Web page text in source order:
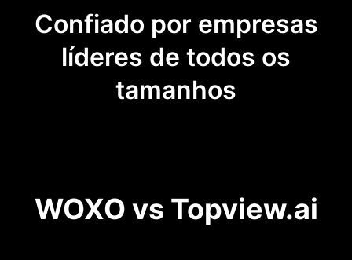
Confiado por empresas
líderes de todos os
tamanhos
WOXO vs Topview.ai